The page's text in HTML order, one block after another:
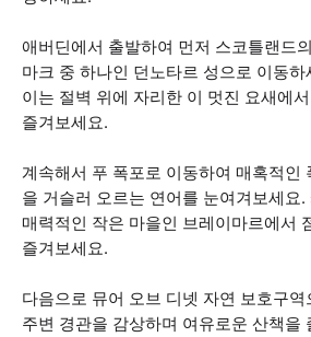
애버딘에서 출발하여 먼저 스코틀랜드
마크 중 하나인 던노타르 성으로 이동
이는 절벽 위에 자리한 이 멋진 요새에
즐겨보세요.
계속해서 푸 폭포로 이동하여 매혹적인
을 거슬러 오르는 연어를 눈여겨보세요
매력적인 작은 마을인 브레이마르에서
즐겨보세요.
다음으로 뮤어 오브 디넷 자연 보호구
주변 경관을 감상하며 여유로운 산책을